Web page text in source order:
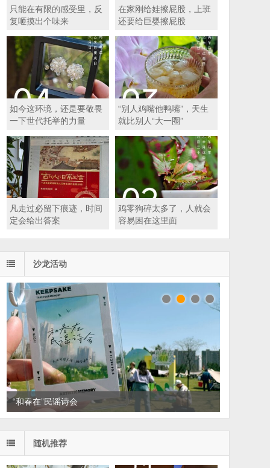
只能在有限的感受里，反
复咂摸出个味来
在家刚给娃擦屁股，上班
还要给巨婴擦屁股
如今这环境，还是要敬畏
一下世代托举的力量
“别人鸡嘴他鸭嘴”，天生
就比别人“大一圈”
凡走过必留下痕迹，时间
定会给出答案
鸡零狗碎太多了，人就会
容易困在这里面
沙龙活动
“和春在”民谣诗会
随机推荐